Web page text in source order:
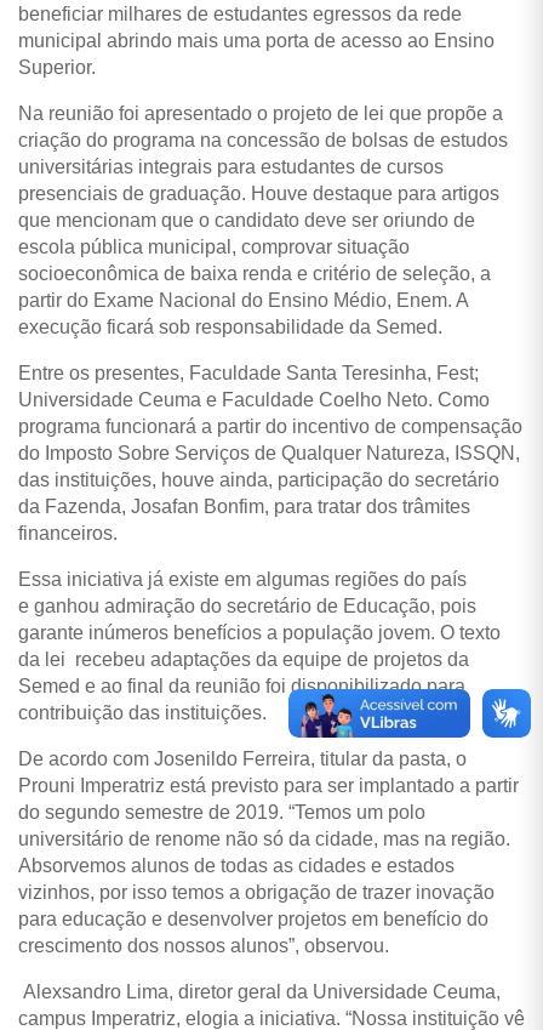
beneficiar milhares de estudantes egressos da rede
municipal abrindo mais uma porta de acesso ao Ensino
Superior.
Na reunião foi apresentado o projeto de lei que propõe a
criação do programa na concessão de bolsas de estudos
universitárias integrais para estudantes de cursos
presenciais de graduação. Houve destaque para artigos
que mencionam que o candidato deve ser oriundo de
escola pública municipal, comprovar situação
socioeconômica de baixa renda e critério de seleção, a
partir do Exame Nacional do Ensino Médio, Enem. A
execução ficará sob responsabilidade da Semed.
Entre os presentes, Faculdade Santa Teresinha, Fest;
Universidade Ceuma e Faculdade Coelho Neto. Como
programa funcionará a partir do incentivo de compensação
do Imposto Sobre Serviços de Qualquer Natureza, ISSQN,
das instituições, houve ainda, participação do secretário
da Fazenda, Josafan Bonfim, para tratar dos trâmites
financeiros.
Essa iniciativa já existe em algumas regiões do país
e ganhou admiração do secretário de Educação, pois
garante inúmeros benefícios a população jovem. O texto
da lei recebeu adaptações da equipe de projetos da
Semed e ao final da reunião foi disponibilizado para
contribuição das instituições.
De acordo com Josenildo Ferreira, titular da pasta, o
Prouni Imperatriz está previsto para ser implantado a partir
do segundo semestre de 2019. “Temos um polo
universitário de renome não só da cidade, mas na região.
Absorvemos alunos de todas as cidades e estados
vizinhos, por isso temos a obrigação de trazer inovação
para educação e desenvolver projetos em benefício do
crescimento dos nossos alunos”, observou.
Alexsandro Lima, diretor geral da Universidade Ceuma,
campus Imperatriz, elogia a iniciativa. “Nossa instituição vê